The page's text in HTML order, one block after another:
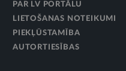
PAR LV PORTĀLU
LIETOŠANAS NOTEIKUMI
PIEKĻŪSTAMĪBA
AUTORTIESĪBAS